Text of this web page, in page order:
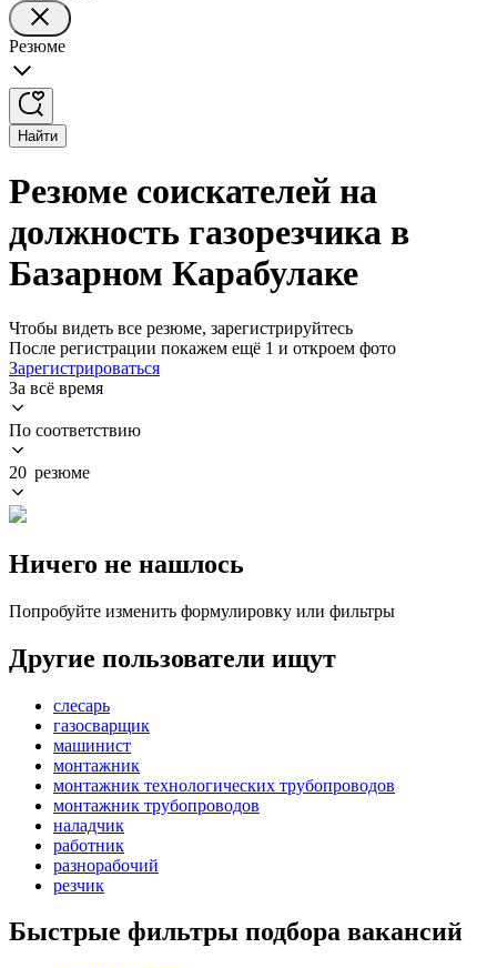
Резюме
Найти
Резюме соискателей на
должность газорезчика в
Базарном Карабулаке
Чтобы видеть все резюме, зарегистрируйтесь
После регистрации покажем ещё 1 и откроем фото
Зарегистрироваться
За всё время
По соответствию
20 резюме
Ничего не нашлось
Попробуйте изменить формулировку или фильтры
Другие пользователи ищут
слесарь
газосварщик
машинист
монтажник
монтажник технологических трубопроводов
монтажник трубопроводов
наладчик
работник
разнорабочий
резчик
Быстрые фильтры подбора вакансий